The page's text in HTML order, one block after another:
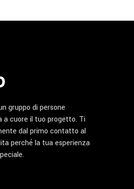
gruppo di persone
a cuore il tuo progetto. Ti
dal primo contatto al
perché la tua esperienza